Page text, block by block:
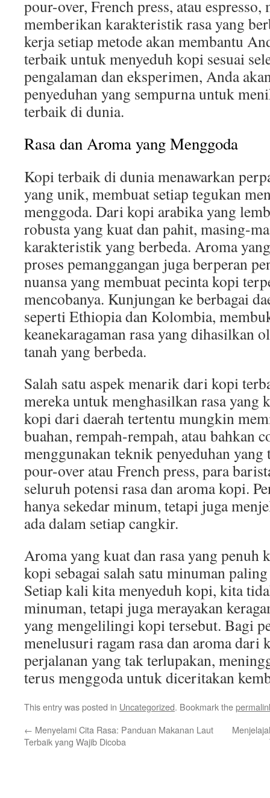
pour-over, French press, atau
memberikan karakteristik rasa yang
kerja setiap metode akan membantu
terbaik untuk menyeduh kopi sesuai
pengalaman dan eksperimen, Anda
penyeduhan yang sempurna untuk
terbaik di dunia.
Rasa dan Aroma yang Menggoda
Kopi terbaik di dunia menawarkan
yang unik, membuat setiap tegukan
menggoda. Dari kopi arabika yang
robusta yang kuat dan pahit, masing-
karakteristik yang berbeda. Aroma
proses pemanggangan juga berperan
nuansa yang membuat pecinta kopi
mencobanya. Kunjungan ke berbagai
seperti Ethiopia dan Kolombia,
keanekaragaman rasa yang dihasilkan
tanah yang berbeda.
Salah satu aspek menarik dari kopi
mereka untuk menghasilkan rasa yang
kopi dari daerah tertentu mungkin
buahan, rempah-rempah, atau bahkan
menggunakan teknik penyeduhan yang
pour-over atau French press, para
seluruh potensi rasa dan aroma kopi.
hanya sekedar minum, tetapi juga
ada dalam setiap cangkir.
Aroma yang kuat dan rasa yang penuh
kopi sebagai salah satu minuman
Setiap kali kita menyeduh kopi, kita
minuman, tetapi juga merayakan
yang mengelilingi kopi tersebut. Bagi
menelusuri ragam rasa dan aroma dari
perjalanan yang tak terlupakan,
terus menggoda untuk diceritakan
This entry was posted in Uncategorized. Bookmark the
← Menyelami Cita Rasa: Panduan Makanan Laut
Terbaik yang Wajib Dicoba